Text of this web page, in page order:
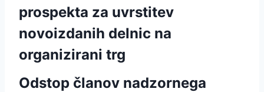
prospekta za uvrstitev
novoizdanih delnic na
organizirani trg
Odstop članov nadzornega